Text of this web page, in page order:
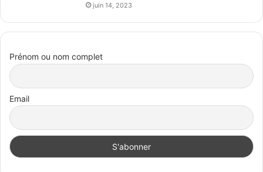
juin 14, 2023
Prénom ou nom complet
Email